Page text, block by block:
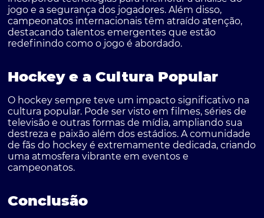
jogo e a segurança dos jogadores. Além disso,
campeonatos internacionais têm atraído atenção,
destacando talentos emergentes que estão
redefinindo como o jogo é abordado.
Hockey e a Cultura Popular
O hockey sempre teve um impacto significativo na
cultura popular. Pode ser visto em filmes, séries de
televisão e outras formas de mídia, ampliando sua
destreza e paixão além dos estádios. A comunidade
de fãs do hockey é extremamente dedicada, criando
uma atmosfera vibrante em eventos e
campeonatos.
Conclusão